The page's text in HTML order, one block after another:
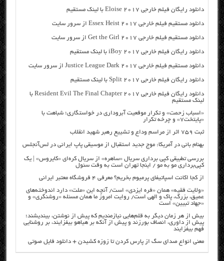
دانلود رایگان فیلم خارجی Eloise 2017 با لینک مستقیم
دانلود مستقیم فیلم خارجی Essex Heist 2017 از سرور سایت
دانلود مستقیم فیلم خارجی Get the Girl 2017 از سرور سایت
دانلود رایگان فیلم خارجی iBoy 2017 با لینک مستقیم
دانلود مستقیم فیلم خارجی Justice League Dark 2017 از سرور سایت
دانلود رایگان فیلم خارجی Split 2017 با لینک مستقیم
دانلود رایگان فیلم خارجی Resident Evil The Final Chapter 2017 با
لینک مستقیم
«اسباب زحمت» و تکرار موقعیت آبروداری در خواستگاری؛ شباهت با
«پایتخت۷» و چرخه تکرار
ثبت ۷۵۹ اثر از مراسم وداع و تشییع رهبر شهید انقلاب
بهنام بانی در آمریکا: موج جدید استقبال از موسیقی پاپ ایرانی در لس‌آنجلس
بررسی تطبیقی کپی برداری سریال «ساهره» از سریال کره‌ای «کایروس» | یک
کپی‌برداری مو به مو / اینجا تهران است به وقت سئول
از کجا اکانت اسپاتیفای پرمیوم بخریم؟ معرفی ۴ فروشگاه معتبر ایرانی
«ولایت فقیه» همان «فره ایزدی» است/ آنچه این «ملت» دارد اندوخته‌های
عمیق، بزرگ، پاک و الهی است/ روایت امروز ما همان مسئله «روشنگری» و
«جهاد تبیین» است
بیش از هر زمان دیگر به قلم‌هایی نیازمندیم که پیش از نوشتن، بیندیشند؛
پیش از داوری، انصاف بورزند و پیش از آنکه بر هیاهو بیفزایند، بر روشنایی
فهم بیفزایند
معنی انواع صدای سگ از پارس کردن تا زوزه کشیدن + دانلود فایل صوتی